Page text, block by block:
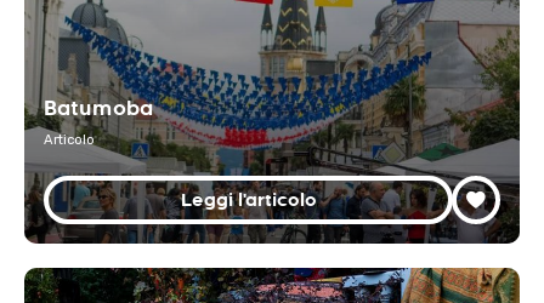
Batumoba
Articolo
Leggi l'articolo